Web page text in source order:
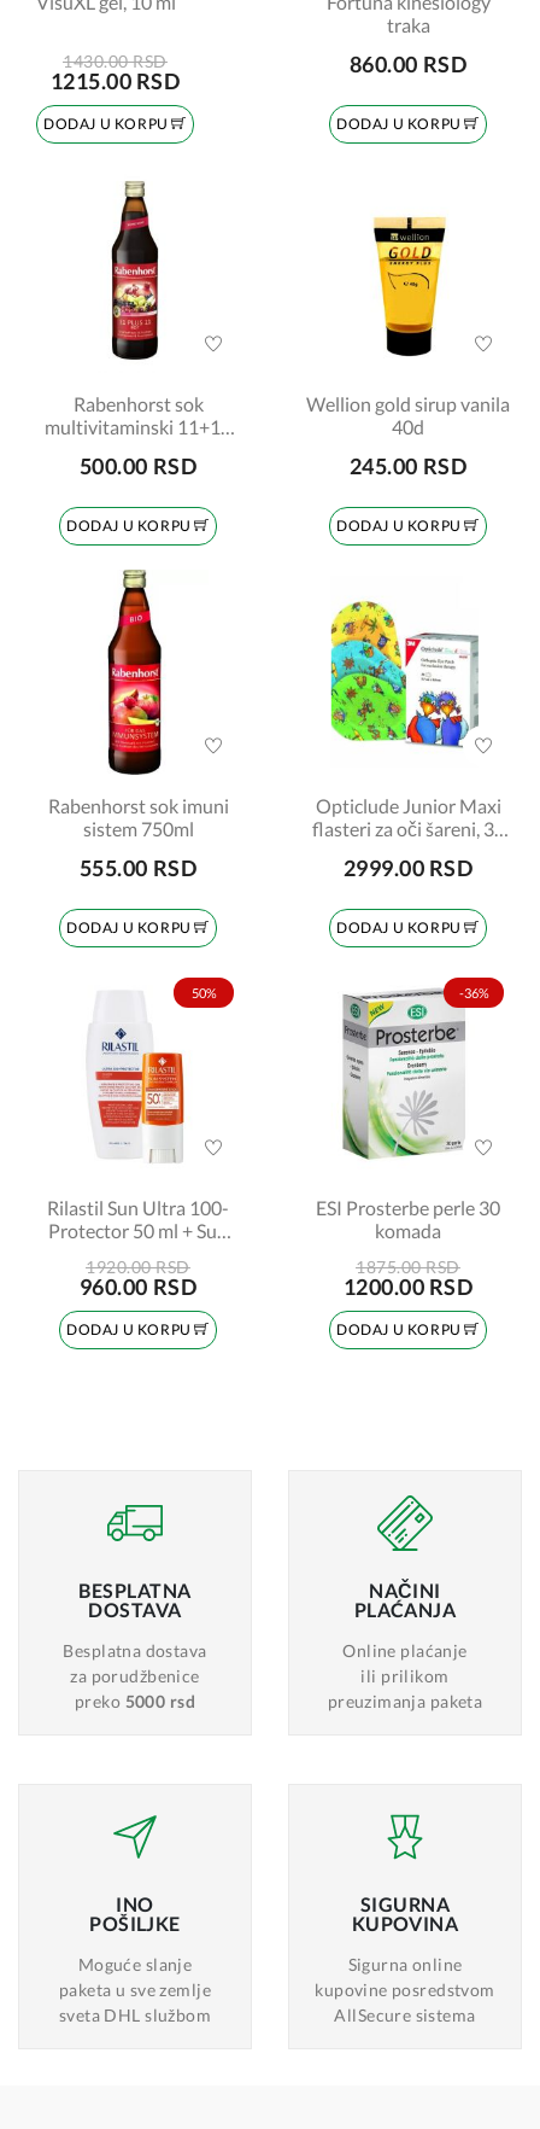
1430.00 RSD
1215.00 RSD
DODAJ U KORPU
traka
860.00 RSD
DODAJ U KORPU
Rabenhorst sok
multivitaminski 11+11
500.00 RSD
DODAJ U KORPU
Wellion gold sirup vanila
40d
245.00 RSD
DODAJ U KORPU
Rabenhorst sok imuni
sistem 750ml
555.00 RSD
DODAJ U KORPU
Opticlude Junior Maxi
flasteri za oči šareni, 30
2999.00 RSD
DODAJ U KORPU
50%
Rilastil Sun Ultra 100-
Protector 50 ml + Sun
PROMO
1920.00 RSD
960.00 RSD
DODAJ U KORPU
-36%
ESI Prosterbe perle 30
komada
1875.00 RSD
1200.00 RSD
DODAJ U KORPU
BESPLATNA
DOSTAVA
Besplatna dostava
za porudžbenice
preko 5000 rsd
NAČINI
PLAĆANJA
Online plaćanje
ili prilikom
preuzimanja paketa
INO
POŠILJKE
Moguće slanje
paketa u sve zemlje
sveta DHL službom
SIGURNA
KUPOVINA
Sigurna online
kupovine posredstvom
AllSecure sistema